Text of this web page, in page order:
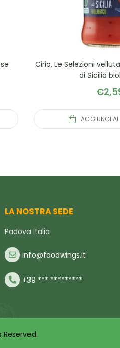
Cirio, Le Selezioni
di Sicilia
€
AGGIUNGI
LA NOSTRA SEDE
Padova Italia
info@foodwings.it
+39 *** *********